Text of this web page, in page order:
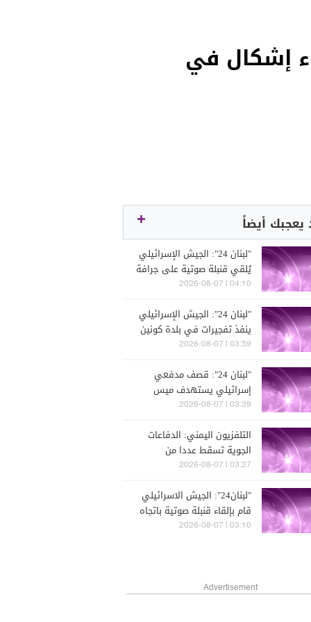
إشكال في
يعجبك أيضاً
"لبنان 24": الجيش الإسرائيلي
يُلقي قنبلة صوتية على جرافة
تابعة للجيش اللبناني في
04:10 | 2026-08-07
"لبنان 24": الجيش الإسرائيلي
ينفذ تفجيرات في بلدة كونين
ما تسبب باندلاع حرائق
03:59 | 2026-08-07
"لبنان 24": قصف مدفعي
إسرائيلي يستهدف ميس
الجبل
03:39 | 2026-08-07
التلفزيون اليمني: الدفاعات
الجوية تسقط عددا من
الطائرات المسيّرة التي
مأرب
03:27 | 2026-08-07
"لبنان24": الجيش الاسرائيلي
قام بإلقاء قنبلة صوتية باتجاه
المنصوري
03:10 | 2026-08-07
Advertisement